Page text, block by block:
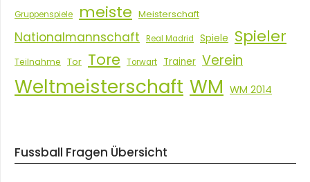
Gruppenspiele meiste Meisterschaft
Nationalmannschaft Real Madrid Spiele Spieler
Teilnahme Tor Tore Torwart Trainer Verein
Weltmeisterschaft WM WM 2014
Fussball Fragen Übersicht